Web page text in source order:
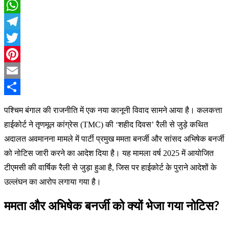
Facebook
WhatsApp
Telegram
Twitter
Pinterest
Email
पश्चिम बंगाल की राजनीति में एक नया कानूनी विवाद सामने आया है। कलकत्ता
हाईकोर्ट ने तृणमूल कांग्रेस (TMC) की ‘शहीद दिवस’ रैली से जुड़े कथित
अदालत अवमानना मामले में पार्टी प्रमुख ममता बनर्जी और सांसद अभिषेक बनर्जी
को नोटिस जारी करने का आदेश दिया है। यह मामला वर्ष 2025 में आयोजित
टीएमसी की वार्षिक रैली से जुड़ा हुआ है, जिस पर हाईकोर्ट के पुराने आदेशों के
उल्लंघन का आरोप लगाया गया है।
ममता और अभिषेक बनर्जी को क्यों भेजा गया नोटिस?